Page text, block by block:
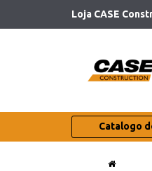
Loja CASE
Catalogo